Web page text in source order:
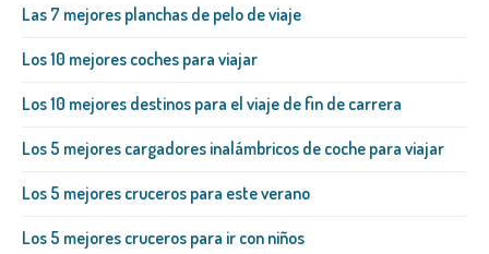
Las 7 mejores planchas de pelo de viaje
Los 10 mejores coches para viajar
Los 10 mejores destinos para el viaje de fin de carrera
Los 5 mejores cargadores inalámbricos de coche para viajar
Los 5 mejores cruceros para este verano
Los 5 mejores cruceros para ir con niños